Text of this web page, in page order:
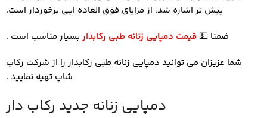
پیش تر اشاره شد، از مزایای فوق العاده ایی برخوردار است.
ضمنا 💵 قیمت دمپایی زنانه طبی رکابدار بسیار مناسب است .
شما عزیزان می توانید دمپایی زنانه طبی رکابدار را از شرکت رکاب
شاپ تهیه نمایید .
دمپایی زنانه جدید رکاب دار